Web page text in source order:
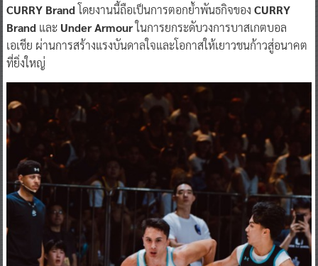
CURRY Brand โดยงานนี้ถือเป็นการตอกย้ำพันธกิจของ CURRY
Brand และUnder Armourในการยกระดับวงการบาสเกตบอล
เอเชีย ผ่านการสร้างแรงบันดาลใจและโอกาสให้เยาวชนก้าวสู่อนาคต
ที่ยิ่งใหญ่